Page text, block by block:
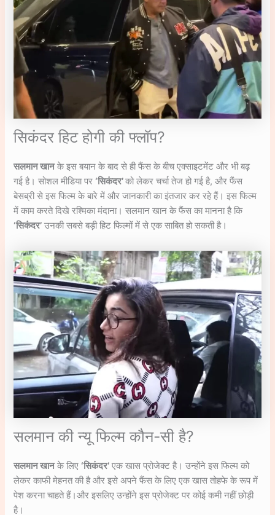
सिकंदर हिट होगी की फ्लॉप?
सलमान खानके इस बयान के बाद से ही फैंस के बीच एक्साइटमेंट और भी बढ़
गई है। सोशल मीडिया पर ‘सिकंदर’को लेकर चर्चा तेज हो गई है, और फैंस
बेसब्री से इस फिल्म के बारे में और जानकारी का इंतजार कर रहे हैं। इस फिल्म
में काम करते दिखे रश्मिका मंदाना। सलमान खान के फैंस का मानना है कि
‘सिकंदर’ उनकी सबसे बड़ी हिट फिल्मों में से एक साबित हो सकती है।
सलमान की न्यू फिल्म कौन-सी है?
सलमान खानके लिए ‘सिकंदर’ एक खास प्रोजेक्ट है। उन्होंने इस फिल्म को
लेकर काफी मेहनत की है और इसे अपने फैंस के लिए एक खास तोहफे के रूप में
पेश करना चाहते हैं।और इसलिए उन्होंने इस प्रोजेक्ट पर कोई कमी नहीं छोड़ी
है।